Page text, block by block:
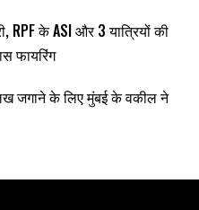
RPF के ASI और 3 यात्रियों की
फायरिंग
जगाने के लिए मुंबई के वकील ने